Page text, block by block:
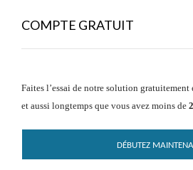
COMPTE GRATUIT
Faites l’essai de notre solution
et aussi longtemps que vous avez moins de
DÉBUTEZ